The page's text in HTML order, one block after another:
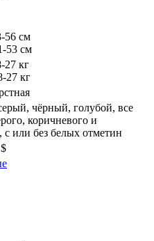
56 см
см
27 кг
кг
чёрный, голубой, все
коричневого и
с или без белых отметин